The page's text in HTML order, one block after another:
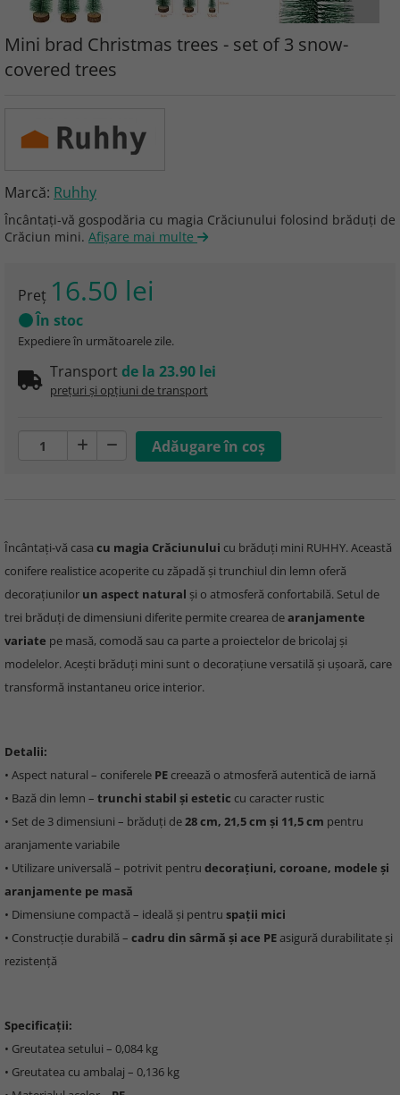
Mini brad Christmas trees - set of 3 snow-
covered trees
Marcă: Ruhhy
Încântați-vă gospodăria cu magia Crăciunului folosind brăduți de
Crăciun mini. Afişare mai multe
Preţ 16.50 lei
În stoc
Expediere în următoarele zile.
Transport de la 23.90 lei
prețuri și opțiuni de transport
Încântați-vă casa cu magia Crăciunului cu brăduți mini RUHHY. Această
conifere realistice acoperite cu zăpadă și trunchiul din lemn oferă
decorațiunilor un aspect natural și o atmosferă confortabilă. Setul de
trei brăduți de dimensiuni diferite permite crearea dearanjamente
variate pe masă, comodă sau ca parte a proiectelor de bricolaj și
modelelor. Acești brăduți mini sunt o decorațiune versatilă și ușoară, care
transformă instantaneu orice interior.
Detalii:
• Aspect natural – coniferele PE creează o atmosferă autentică de iarnă
• Bază din lemn – trunchi stabil și estetic cu caracter rustic
• Set de 3 dimensiuni – brăduți de28 cm, 21,5 cm și 11,5 cm pentru
aranjamente variabile
• Utilizare universală – potrivit pentru decorațiuni, coroane, modele și
aranjamente pe masă
• Dimensiune compactă – ideală și pentru spații mici
• Construcție durabilă – cadru din sârmă și ace PEasigură durabilitate și
rezistență
Specificații:
• Greutatea setului – 0,084 kg
• Greutatea cu ambalaj – 0,136 kg